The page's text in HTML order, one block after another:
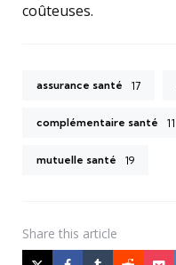
coûteuses.
assurance santé 17
complémentaire santé 11
mutuelle santé 19
Share this article